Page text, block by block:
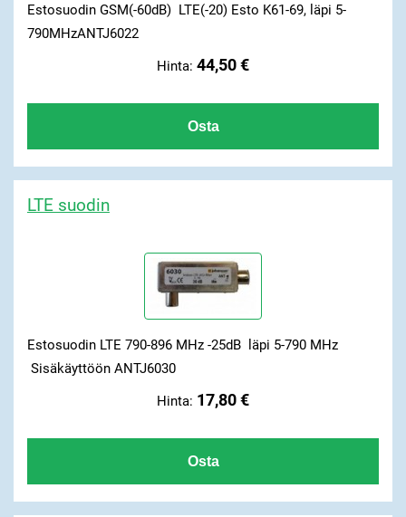
Estosuodin GSM(-60dB) LTE(-20) Esto K61-69, läpi 5-
790MHzANTJ6022
Hinta: 44,50 €
LTE suodin
Estosuodin LTE 790-896 MHz -25dB läpi 5-790 MHz
Sisäkäyttöön ANTJ6030
Hinta: 17,80 €